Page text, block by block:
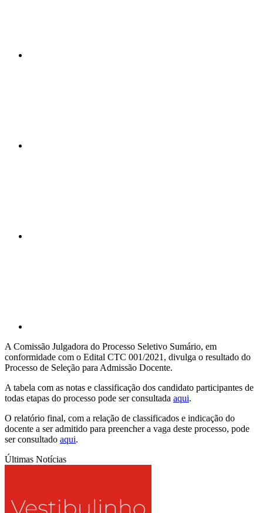
A Comissão Julgadora do Processo Seletivo Sumário, em
conformidade com o Edital CTC 001/2021, divulga o resultado do
Processo de Seleção para Admissão Docente.
A tabela com as notas e classificação dos candidato participantes de
todas etapas do processo pode ser consultada aqui.
O relatório final, com a relação de classificados e indicação do
docente a ser admitido para preencher a vaga deste processo, pode
ser consultado aqui.
Últimas Notícias